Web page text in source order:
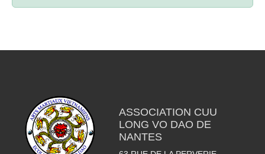
ASSOCIATION CUU
LONG VO DAO DE
NANTES